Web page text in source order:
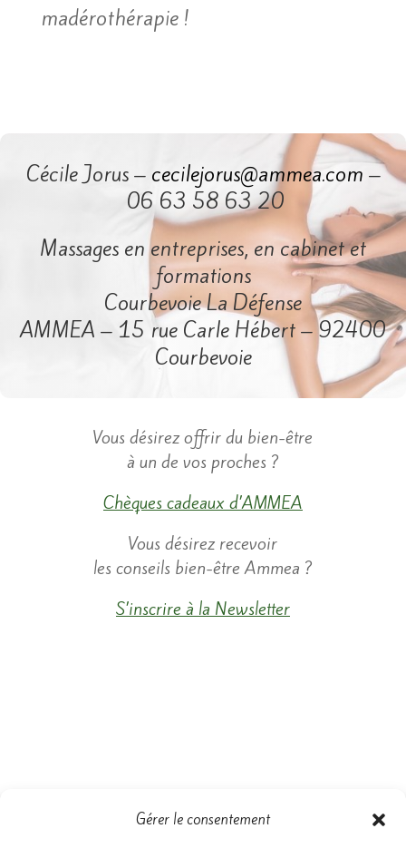
Gérer le consentement
madérothérapie !
Cécile Jorus – cecilejorus@ammea.com –
06 63 58 63 20
Massages en entreprises, en cabinet et
formations
Courbevoie La Défense
AMMEA – 15 rue Carle Hébert – 92400
Courbevoie
​Vous désirez offrir du bien-être
à un de vos proches ?
Chèques cadeaux d’AMMEA
​Vous désirez recevoir
les conseils bien-être Ammea ?
S’inscrire à la Newsletter